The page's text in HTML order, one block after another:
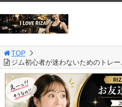
TOP
ジム初心者が迷わないためのトレ